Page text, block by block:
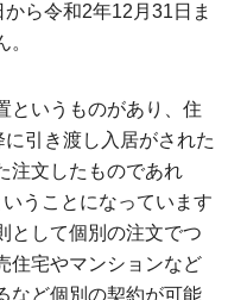
ら令和2年12月31日ま
というものがあり、住
引き渡し入居がされた
注文したものであれ
うことになっています
として個別の注文でつ
住宅やマンションなど
など個別の契約が可能